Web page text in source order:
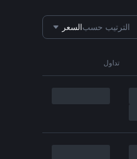
الترتيب حسبالسعر
تداول